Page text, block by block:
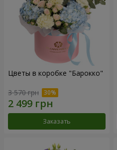
Цветы в коробке "Барокко"
3 570 грн
Заказать